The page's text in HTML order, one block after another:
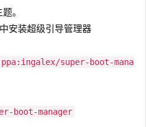
。
安装超级引导管理器
super-boot-mana
boot-manager